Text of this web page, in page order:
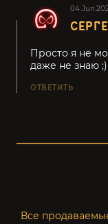
Просто я не
даже не знаю ;)
ОТВЕТИТЬ
Все